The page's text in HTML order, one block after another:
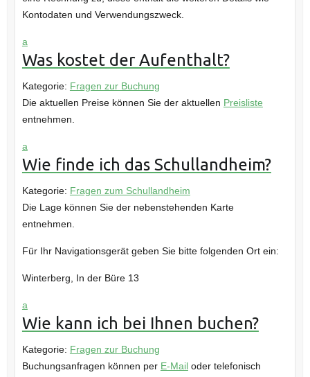
Kontodaten und Verwendungszweck.
a
Was kostet der Aufenthalt?
Kategorie: Fragen zur Buchung
Die aktuellen Preise können Sie der aktuellen Preisliste
entnehmen.
a
Wie finde ich das Schullandheim?
Kategorie: Fragen zum Schullandheim
Die Lage können Sie der nebenstehenden Karte
entnehmen.
Für Ihr Navigationsgerät geben Sie bitte folgenden Ort ein:
Winterberg, In der Büre 13
a
Wie kann ich bei Ihnen buchen?
Kategorie: Fragen zur Buchung
Buchungsanfragen können per E-Mailoder telefonisch